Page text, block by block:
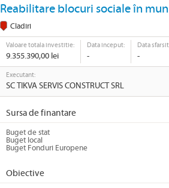
Reabilitare blocuri sociale în
Cladiri
Valoare totala investitie:
9.355.390,00 lei
Data inceput:
-
Data
-
Executant:
SC TIKVA SERVIS CONSTRUCT SRL
Sursa de finantare
Buget de stat
Buget local
Buget Fonduri Europene
Obiective